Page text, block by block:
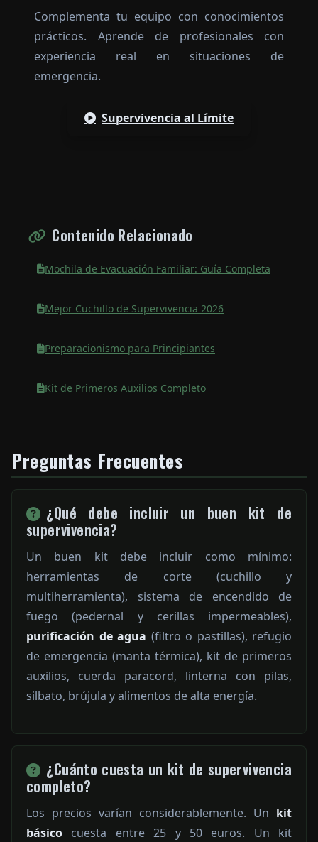
Complementa tu equipo con conocimientos
prácticos. Aprende de profesionales con
experiencia real en situaciones de
emergencia.
Supervivencia al Límite
Contenido Relacionado
Mochila de Evacuación Familiar: Guía Completa
Mejor Cuchillo de Supervivencia 2026
Preparacionismo para Principiantes
Kit de Primeros Auxilios Completo
Preguntas Frecuentes
¿Qué debe incluir un buen kit de
supervivencia?
Un buen kit debe incluir como mínimo:
herramientas de corte (cuchillo y
multiherramienta), sistema de encendido de
fuego (pedernal y cerillas impermeables),
purificación de agua (filtro o pastillas), refugio
de emergencia (manta térmica), kit de primeros
auxilios, cuerda paracord, linterna con pilas,
silbato, brújula y alimentos de alta energía.
¿Cuánto cuesta un kit de supervivencia
completo?
Los precios varían considerablemente. Un kit
básico cuesta entre 25 y 50 euros. Un kit